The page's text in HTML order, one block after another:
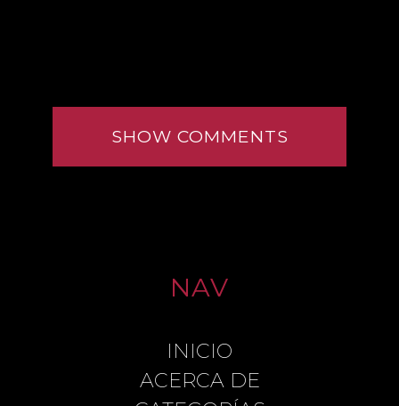
SHOW COMMENTS
LEAVE A REPLY
NAV
INICIO
ACERCA DE